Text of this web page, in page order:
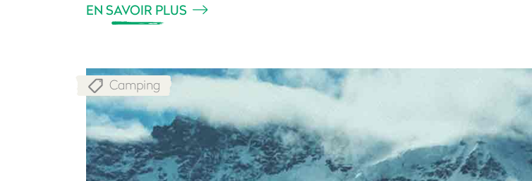
EN SAVOIR PLUS
Camping